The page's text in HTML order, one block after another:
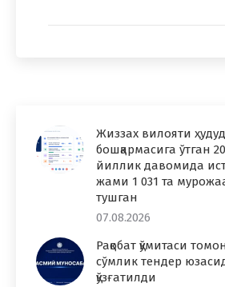
Жиззах вилояти
бошқармасига ўтган
йиллик давомида
жами 1 031 та
тушган
07.08.2026
Рақобат қўмитаси
сўмлик тендер
қўзғатилди